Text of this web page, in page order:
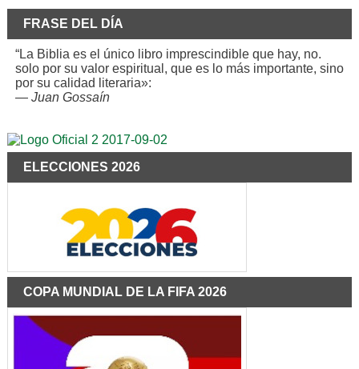
FRASE DEL DÍA
“La Biblia es el único libro imprescindible que hay, no.
solo por su valor espiritual, que es lo más importante, sino
por su calidad literaria»:
— Juan Gossaín
ELECCIONES 2026
COPA MUNDIAL DE LA FIFA 2026